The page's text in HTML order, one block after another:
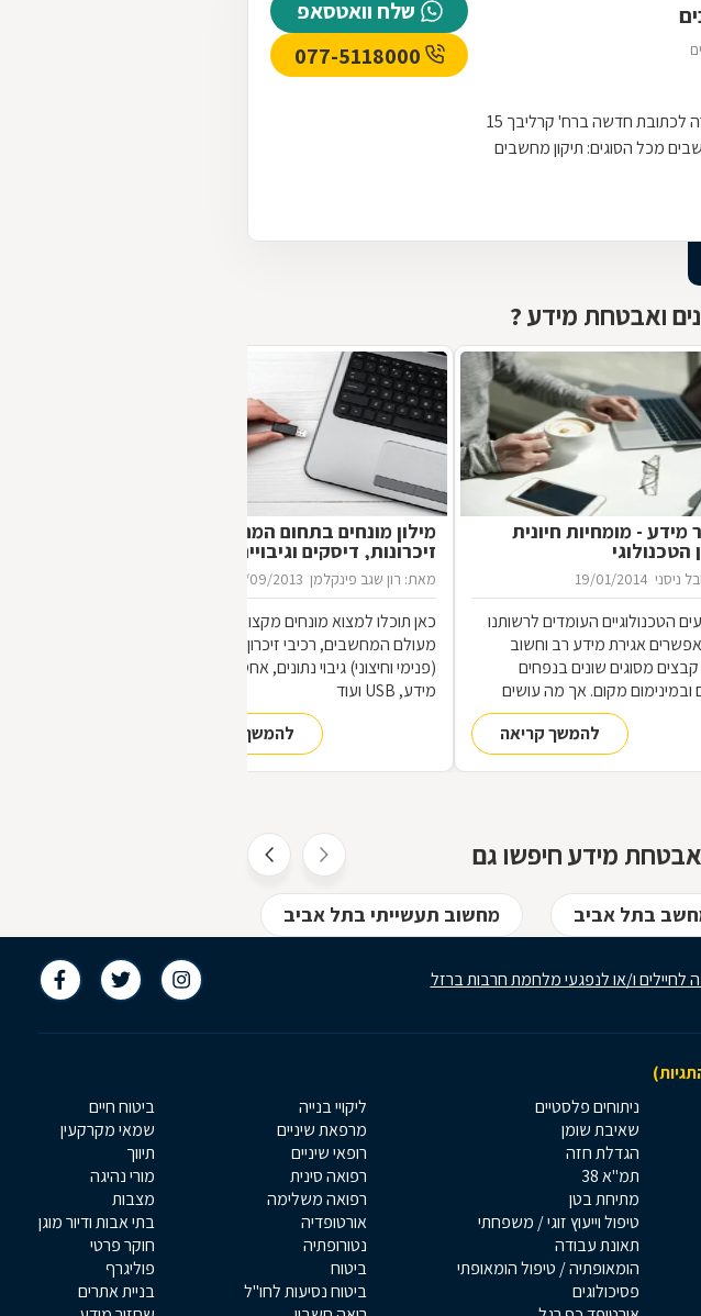
איתיאל מעבדת מחשבים עברה לכתובת חדשה ברח' קרליבך 15
מכל הסוגים: תיקון מחשבים
שלח וואטסאפ
ואבטחת מידע ?
מידע - מומחיות חיונית
הטכנולוגי
ניסני 19/01/2014
הטכנולוגיים העומדים לרשותנו
אגירת מידע רב וחשוב
מסוגים שונים בנפחים
ובמינימום מקום. אך מה עושים
כאשר האמצעי הטכנולוגי שבו נשמר
קורס מסיבה כלשהי? כיצד ניתן
את המידע שנשמר בו? לשם כך
להמשך קריאה
מילון מונחים בתחום המחשבים:
זיכרונות, דיסקים וגיבויים
מאת: רון שגב פינקלמן 11/09/2013
כאן תוכלו למצוא מונחים מקצועיים ומוכרים
מעולם המחשבים, רכיבי זיכרון וכוננים
(פנימי וחיצוני) גיבוי נתונים, אחסון, שחזור
מידע, USB ועוד
להמשך קריאה
ואבטחת מידע חיפשו גם
בתל אביב מחשוב תעשייתי בתל אביב
לחיילים ו/או לנפגעי מלחמת חרבות ברזל
ניתוחים פלסטיים
שאיבת שומן
הגדלת חזה
תמ"א 38
מתיחת בטן
טיפול וייעוץ זוגי / משפחתי
תאונת עבודה
הומאופתיה / טיפול הומאופתי
פסיכולוגים
ליקויי בנייה
מרפאת שיניים
רופאי שיניים
רפואה סינית
רפואה משלימה
אורטופדיה
נטורופתיה
ביטוח
ביטוח נסיעות לחו"ל
ביטוח חיים
שמאי מקרקעין
תיווך
מורי נהיגה
מצבות
בתי אבות ודיור מוגן
חוקר פרטי
פוליגרף
בניית אתרים